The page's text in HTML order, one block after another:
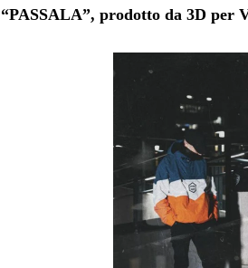
“PASSALA”, prodotto da 3D per